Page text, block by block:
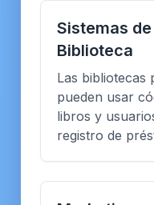
Sistemas
Biblioteca
Las bibliotecas
pueden usar
libros y
registro de